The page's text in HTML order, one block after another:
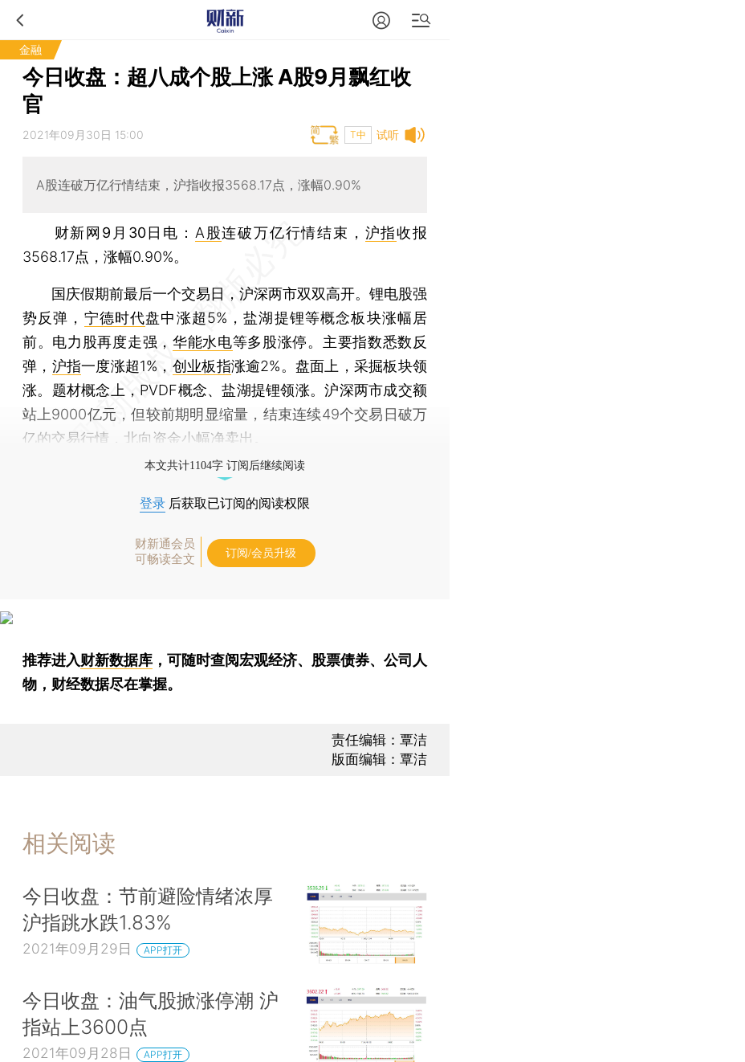
金融
今日收盘：超八成个股上涨 A股9月飘红收
官
试听
2021年09月30日 15:00 T中
A股连破万亿行情结束，沪指收报3568.17点，涨幅0.90%
财新网9月30日电 ： A股连破万亿行情结束， 沪指收报
3568.17点，涨幅0.90%。
国庆假期前最后一个交易日，沪深两市双双高开。锂电股强
势反弹， 宁德时代盘中涨超5%，盐湖提锂等概念板块涨幅居
前。电力股再度走强， 华能水电等多股涨停。主要指数悉数反
弹， 沪指一度涨超1%， 创业板指涨逾2%。盘面上，采掘板块领
涨。题材概念上，PVDF概念、盐湖提锂领涨。沪深两市成交额
站上9000亿元，但较前期明显缩量，结束连续49个交易日破万
亿的交易行情，北向资金小幅净卖出。
本文共计1104字 订阅后继续阅读
登录 后获取已订阅的阅读权限
财新通会员
可畅读全文
订阅/会员升级
推荐进入财新数据库 ，可随时查阅宏观经济、股票债券、公司人
物，财经数据尽在掌握。
责任编辑：覃洁
版面编辑：覃洁
相关阅读
今日收盘：节前避险情绪浓厚
沪指跳水跌1.83%
2021年09月29日 APP打开
今日收盘：油气股掀涨停潮 沪
指站上3600点
2021年09月28日 APP打开